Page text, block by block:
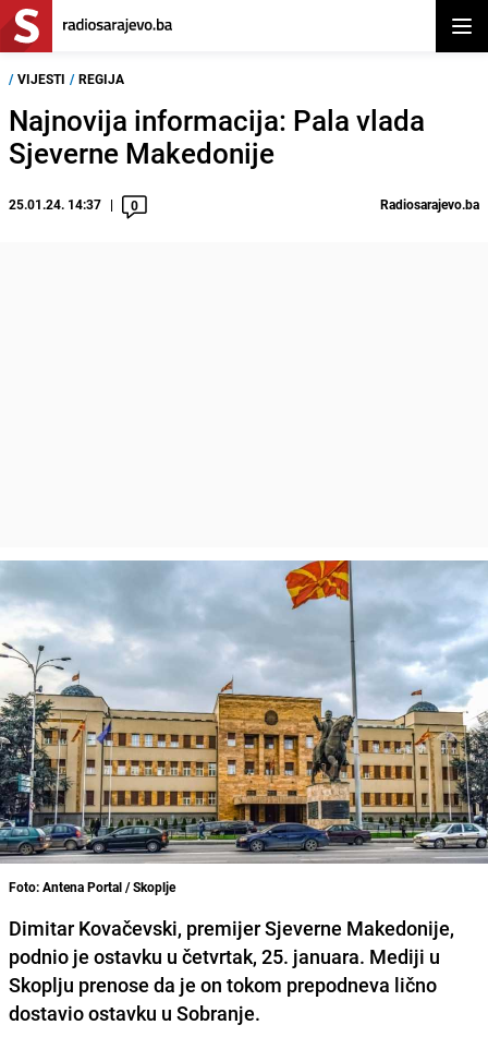
/ VIJESTI / REGIJA
Najnovija informacija: Pala vlada
Sjeverne Makedonije
25.01.24. 14:37 0 Radiosarajevo.ba
Foto: Antena Portal / Skoplje
Dimitar Kovačevski, premijer Sjeverne Makedonije,
podnio je ostavku u četvrtak, 25. januara. Mediji u
Skoplju prenose da je on tokom prepodneva lično
dostavio ostavku u Sobranje.